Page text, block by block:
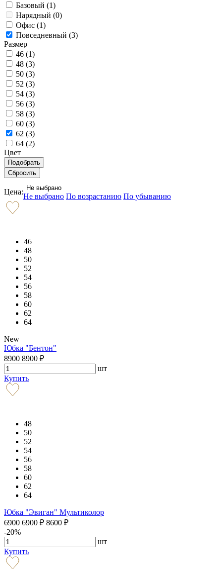
Базовый (1)
Нарядный (0)
Офис (1)
Повседневный (3)
Размер
46 (1)
48 (3)
50 (3)
52 (3)
54 (3)
56 (3)
58 (3)
60 (3)
62 (3)
64 (2)
Цвет
Цена: Не выбрано
Не выбрано По возрастанию По убыванию
46
48
50
52
54
56
58
60
62
64
New
Юбка "Бентон"
8900 8900 ₽
шт
Купить
48
50
52
54
56
58
60
62
64
Юбка "Эвиган" Мультиколор
6900 6900 ₽ 8600 ₽
-20%
шт
Купить